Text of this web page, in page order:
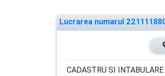
Lucrarea numarul
CADASTRU SI